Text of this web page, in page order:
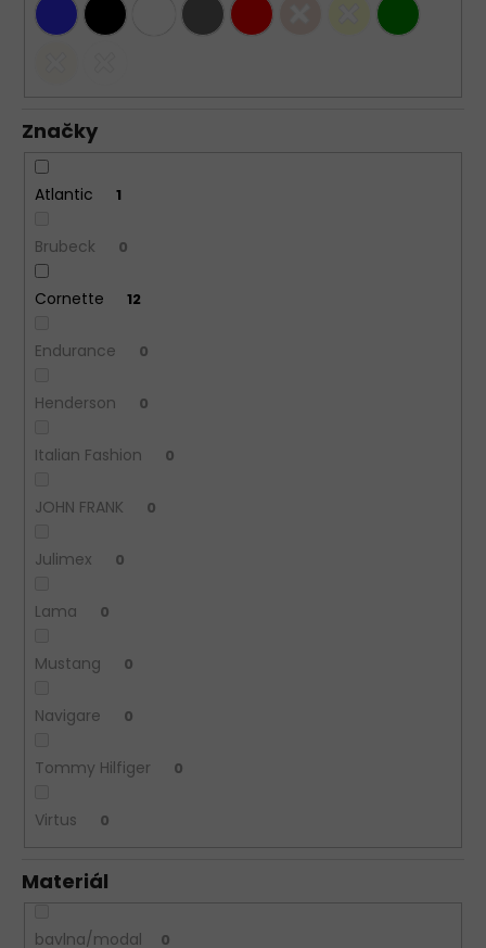
Značky
Atlantic 1
Brubeck 0
Cornette 12
Endurance 0
Henderson 0
Italian Fashion 0
JOHN FRANK 0
Julimex 0
Lama 0
Mustang 0
Navigare 0
Tommy Hilfiger 0
Virtus 0
Materiál
bavlna/modal 0